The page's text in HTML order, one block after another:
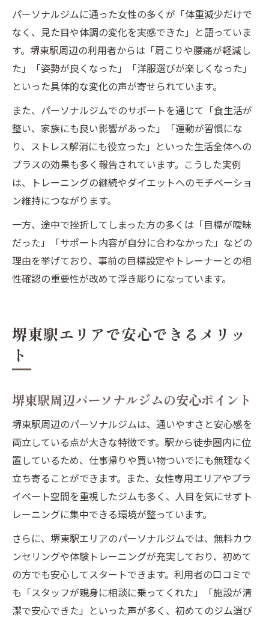
パーソナルジムに通った女性の多くが「体重減少だけで
なく、見た目や体調の変化を実感できた」と語っていま
す。堺東駅周辺の利用者からは「肩こりや腰痛が軽減し
た」「姿勢が良くなった」「洋服選びが楽しくなった」
といった具体的な変化の声が寄せられています。
また、パーソナルジムでのサポートを通じて「食生活が
整い、家族にも良い影響があった」「運動が習慣にな
り、ストレス解消にも役立った」といった生活全体への
プラスの効果も多く報告されています。こうした実例
は、トレーニングの継続やダイエットへのモチベーショ
ン維持につながります。
一方、途中で挫折してしまった方の多くは「目標が曖昧
だった」「サポート内容が自分に合わなかった」などの
理由を挙げており、事前の目標設定やトレーナーとの相
性確認の重要性が改めて浮き彫りになっています。
堺東駅エリアで安心できるメリッ
ト
堺東駅周辺パーソナルジムの安心ポイント
堺東駅周辺のパーソナルジムは、通いやすさと安心感を
両立している点が大きな特徴です。駅から徒歩圏内に位
置しているため、仕事帰りや買い物ついでにも無理なく
立ち寄ることができます。また、女性専用エリアやプラ
イベート空間を重視したジムも多く、人目を気にせずト
レーニングに集中できる環境が整っています。
さらに、堺東駅エリアのパーソナルジムでは、無料カウ
ンセリングや体験トレーニングが充実しており、初めて
の方でも安心してスタートできます。利用者の口コミで
も「スタッフが親身に相談に乗ってくれた」「施設が清
潔で安心できた」といった声が多く、初めてのジム選び